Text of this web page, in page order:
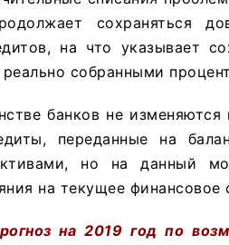
сохраняться
на что указывает
собранными
банков не
переданные на
но на данный
на текущее финансовое
на 2019 год по